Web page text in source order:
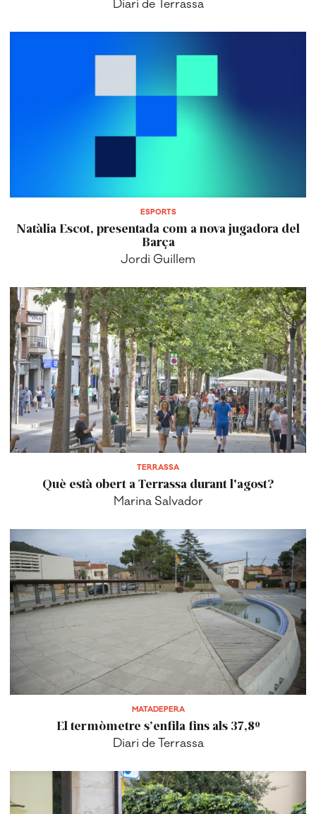
Barça
Jordi Guillem
TERRASSA
Què està obert a Terrassa durant l'agost?
Marina Salvador
MATADEPERA
El termòmetre s’enfila fins als 37,8º
Diari de Terrassa